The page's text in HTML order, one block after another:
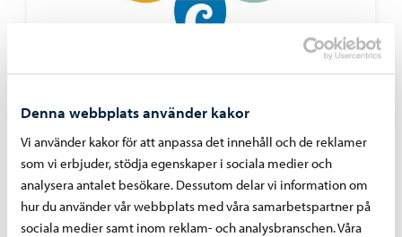
Denna webbplats använder kakor
Vi använder kakor för att anpassa det innehåll och de reklamer
som vi erbjuder, stödja egenskaper i sociala medier och
analysera antalet besökare. Dessutom delar vi information om
hur du använder vår webbplats med våra samarbetspartner på
sociala medier samt inom reklam- och analysbranschen. Våra
Stadsutvecklingsnämndens beslut 23.6.2026